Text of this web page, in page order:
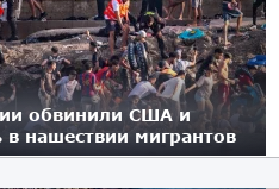
обвинили США и
в нашествии мигрантов